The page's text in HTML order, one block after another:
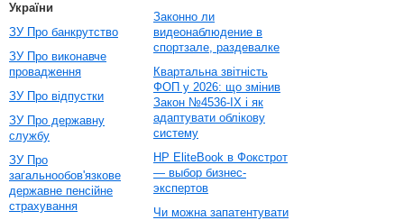
України
ЗУ Про банкрутство
ЗУ Про виконавче
провадження
ЗУ Про відпустки
ЗУ Про державну
службу
ЗУ Про
загальнообов'язкове
державне пенсійне
страхування
Законно ли
видеонаблюдение в
спортзале, раздевалке
Квартальна звітність
ФОП у 2026: що змінив
Закон №4536-IX і як
адаптувати облікову
систему
HP EliteBook в Фокстрот
— выбор бизнес-
экспертов
Чи можна запатентувати